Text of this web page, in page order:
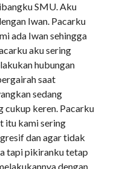
SMU. Aku
Iwan. Pacarku
ada Iwan sehingga
aku sering
hubungan
saat
sedang
cukup keren. Pacarku
itu kami sering
dan agar tidak
tapi pikiranku tetap
dengan